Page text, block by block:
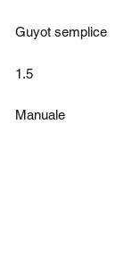
Guyot semplice
1.5
Manuale